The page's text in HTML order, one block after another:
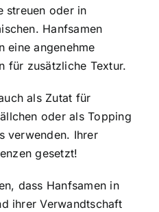
streuen oder in
Hanfsamen
eine angenehme
für zusätzliche Textur.
als Zutat für
oder als Topping
verwenden. Ihrer
gesetzt!
dass Hanfsamen in
ihrer Verwandtschaft